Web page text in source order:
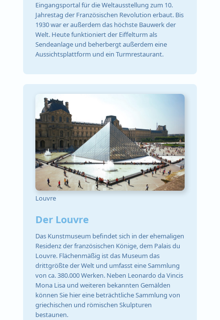
Eingangsportal für die Weltausstellung zum 10.
Jahrestag der Französischen Revolution erbaut. Bis
1930 war er außerdem das höchste Bauwerk der
Welt. Heute funktioniert der Eiffelturm als
Sendeanlage und beherbergt außerdem eine
Aussichtsplattform und ein Turmrestaurant.
Louvre
Der Louvre
Das Kunstmuseum befindet sich in der ehemaligen
Residenz der französischen Könige, dem Palais du
Louvre. Flächenmäßig ist das Museum das
drittgrößte der Welt und umfasst eine Sammlung
von ca. 380.000 Werken. Neben Leonardo da Vincis
Mona Lisa und weiteren bekannten Gemälden
können Sie hier eine beträchtliche Sammlung von
griechischen und römischen Skulpturen
bestaunen.